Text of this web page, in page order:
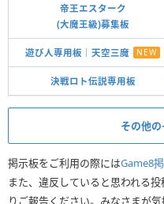
帝王エスターク
(大魔王級)募集板
遊び人専用板｜天空三魔 NEW
決戦ロト伝説専用板
その他
りゅうおう募集板
ゾーマ募集板
掲示板をご利用の際にはGame8
また、違反していると思われる
りご報告ください。みなさまが